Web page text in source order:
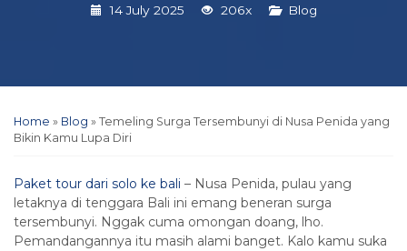
14 July 2025 206x Blog
Home » Blog » Temeling Surga Tersembunyi di Nusa Penida yang
Bikin Kamu Lupa Diri
Paket tour dari solo ke bali – Nusa Penida, pulau yang
letaknya di tenggara Bali ini emang beneran surga
tersembunyi. Nggak cuma omongan doang, lho.
Pemandangannya itu masih alami banget. Kalo kamu suka